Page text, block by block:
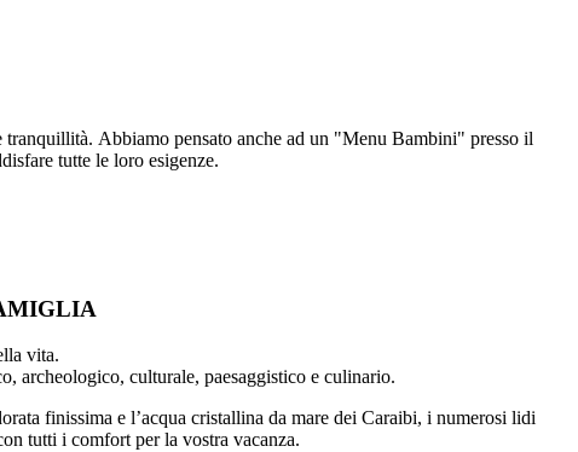
Abbiamo pensato anche ad un "Menu Bambini" presso il
tutte le loro esigenze.
vita.
archeologico, culturale, paesaggistico e culinario.
finissima e l’acqua cristallina da mare dei Caraibi, i numerosi lidi
tutti i comfort per la vostra vacanza.